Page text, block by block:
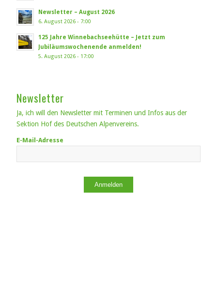
Newsletter – August 2026
6. August 2026 - 7:00
125 Jahre Winnebachseehütte – Jetzt zum
Jubiläumswochenende anmelden!
5. August 2026 - 17:00
Newsletter
Ja, ich will den Newsletter mit Terminen und Infos aus der
Sektion Hof des Deutschen Alpenvereins.
E-Mail-Adresse
Anmelden